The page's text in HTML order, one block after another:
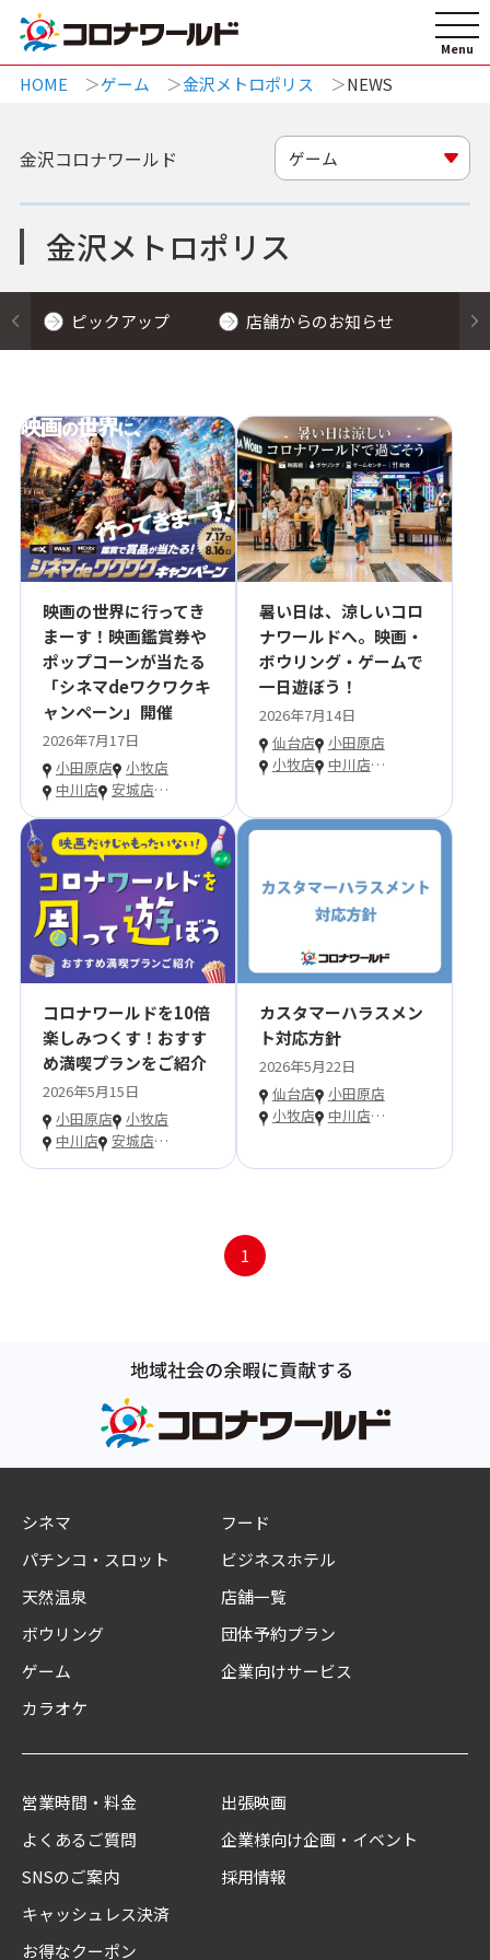
HOME ゲーム 金沢メトロポリス NEWS
金沢メトロポリス
金沢コロナワールド ゲーム
ピックアップ 店舗からのお知らせ
映画の世界に行ってき
まーす！映画鑑賞券や
ポップコーンが当たる
「シネマdeワクワクキ
ャンペーン」開催
2026年7月17日
小田原店
小牧店
中川店
安城店…
暑い日は、涼しいコロ
ナワールドへ。映画・
ボウリング・ゲームで
一日遊ぼう！
2026年7月14日
仙台店
小田原店
小牧店
中川店…
コロナワールドを10倍
楽しみつくす！おすす
め満喫プランをご紹介
2026年5月15日
小田原店
小牧店
中川店
安城店…
カスタマーハラスメン
ト対応方針
2026年5月22日
仙台店
小田原店
小牧店
中川店…
1
シネマ
パチンコ・スロット
天然温泉
ボウリング
ゲーム
カラオケ
フード
ビジネスホテル
店舗一覧
団体予約プラン
企業向けサービス
営業時間・料金
よくあるご質問
SNSのご案内
キャッシュレス決済
お得なクーポン
出張映画
企業様向け企画・イベント
採用情報